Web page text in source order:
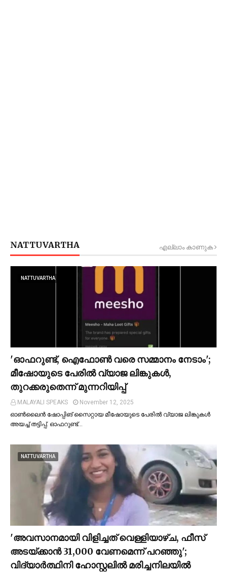
NATTUVARTHA എല്ലാം കാണുക
NATTUVARTHA
'ഓഫറുണ്ട്, ഐഫോണ്‍ വരെ സമ്മാനം നേടാം';
മീഷോയുടെ പേരില്‍ വ്യാജ ലിങ്കുകള്‍,
തുറക്കരുതെന്ന് മുന്നറിയിപ്പ്
MALAYALI SPEAKS
November 12, 2025
ഓണ്‍ലൈൻ ഷോപ്പിങ് സൈറ്റായ മീഷോയുടെ പേരില്‍ വ്യാജ ലിങ്കുകള്‍
അയച്ച്‌ തട്ടിപ്പ്. ഓഫറുണ്ട്…
NATTUVARTHA
'അവസാനമായി വിളിച്ചത് വെള്ളിയാഴ്ച, ഫീസ്
അടയ്ക്കാൻ 31,000 വേണമെന്ന് പറഞ്ഞു';
വിദ്യാര്‍ത്ഥിനി ഹോസ്റ്റലില്‍ മരിച്ചനിലയില്‍